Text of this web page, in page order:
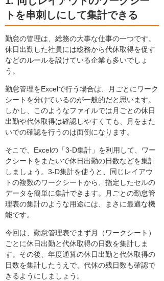
トを串刺しにして集計できる
勤怠の管理は、総務の大事な仕事の一つです。
休日出勤した社員には総務から代休取得を促す
などのルールを設けている企業も多いでしょ
う。
勤怠管理をExcelで行う場合は、月ごとにワーク
シートを分けているのが一般的だと思います。
しかし、このようなファイルでは月ごとの休日
出勤や代休取得は確認しやすくても、月をまた
いでの確認を行うのは面倒になります。
そこで、Excelの「3-D集計」を利用して、ワー
クシートをまたいで休日出勤の日数などを集計
しましょう。3-D集計を使うと、同じレイアウ
トの複数のワークシートから、指定したセルの
データを簡単に集計できます。月ごとの勤怠管
理表の集計のような用途には、まさに最適な機
能です。
今回は、勤怠管理表でまず月（ワークシート）
ごとに休日出勤と代休取得の日数を集計しま
す。その後、年度通算の休日出勤と代休取得の
日数を集計したうえで、代休の残日数も確認で
きるようにしましょう。